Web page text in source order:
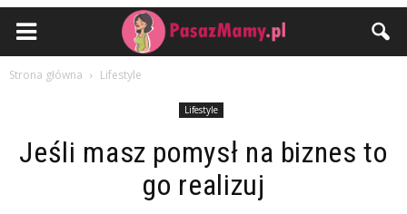
Strona główna Lifestyle
Lifestyle
Jeśli masz pomysł na biznes to
go realizuj